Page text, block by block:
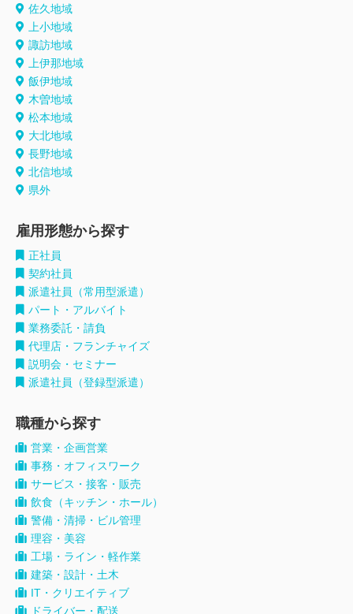
佐久地域
上小地域
諏訪地域
上伊那地域
飯伊地域
木曽地域
松本地域
大北地域
長野地域
北信地域
県外
雇用形態から探す
正社員
契約社員
派遣社員（常用型派遣）
パート・アルバイト
業務委託・請負
代理店・フランチャイズ
説明会・セミナー
派遣社員（登録型派遣）
職種から探す
営業・企画営業
事務・オフィスワーク
サービス・接客・販売
飲食（キッチン・ホール）
警備・清掃・ビル管理
理容・美容
工場・ライン・軽作業
建築・設計・土木
IT・クリエイティブ
ドライバー・配送